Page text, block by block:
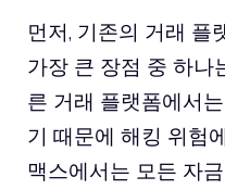
먼저, 기존의 거래 플
가장 큰 장점 중 하나
른 거래 플랫폼에서
기 때문에 해킹 위험
맥스에서는 모든 자